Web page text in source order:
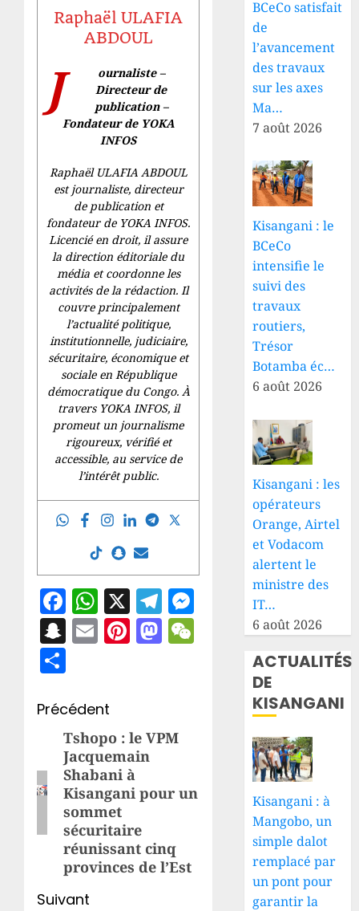
Raphaël ULAFIA
ABDOUL
J
ournaliste –
Directeur de
publication –
Fondateur de YOKA
INFOS
Raphaël ULAFIA ABDOUL
est journaliste, directeur
de publication et
fondateur de YOKA INFOS.
Licencié en droit, il assure
la direction éditoriale du
média et coordonne les
activités de la rédaction. Il
couvre principalement
l’actualité politique,
institutionnelle, judiciaire,
sécuritaire, économique et
sociale en République
démocratique du Congo. À
travers YOKA INFOS, il
promeut un journalisme
rigoureux, vérifié et
accessible, au service de
l’intérêt public.
Facebook
WhatsApp
X Telegram
Messenger
Snapchat
EmailPinterest
Mastodon
WeChat
Navigation
d’article
Précédent
Article
précédent:
Tshopo : le VPM
Jacquemain
Shabani à
Kisangani pour un
sommet
sécuritaire
réunissant cinq
provinces de l’Est
Suivant
BCeCo satisfait
de
l’avancement
des travaux
sur les axes
Ma…
7 août 2026
Kisangani : le
BCeCo
intensifie le
suivi des
travaux
routiers,
Trésor
Botamba éc…
6 août 2026
Kisangani : les
opérateurs
Orange, Airtel
et Vodacom
alertent le
ministre des
IT…
6 août 2026
ACTUALITÉS
DE
KISANGANI
Kisangani : à
Mangobo, un
simple dalot
remplacé par
un pont pour
garantir la